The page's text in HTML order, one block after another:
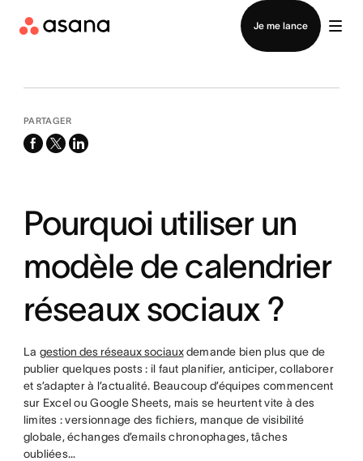
Je me lance
Contacter le service commercial
PARTAGER
facebook
x-
linkedin
Pourquoi utiliser un
modèle de calendrier
réseaux sociaux ?
La gestion des réseaux sociauxdemande bien plus que de
publier quelques posts : il faut planifier, anticiper, collaborer
et s’adapter à l’actualité. Beaucoup d’équipes commencent
sur Excel ou Google Sheets, mais se heurtent vite à des
limites : versionnage des fichiers, manque de visibilité
globale, échanges d’emails chronophages, tâches
oubliées…